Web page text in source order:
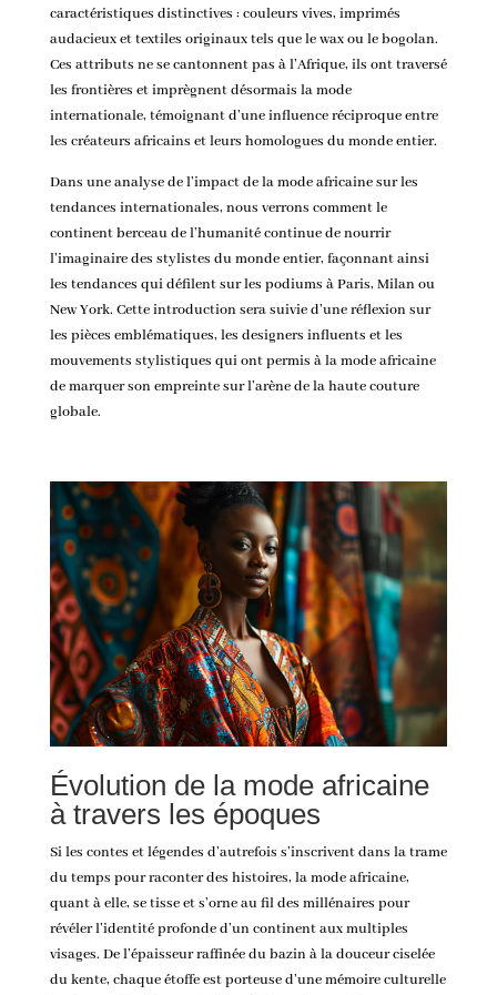
caractéristiques distinctives : couleurs vives, imprimés
audacieux et textiles originaux tels que le wax ou le bogolan.
Ces attributs ne se cantonnent pas à l’Afrique, ils ont traversé
les frontières et imprègnent désormais la mode
internationale, témoignant d’une influence réciproque entre
les créateurs africains et leurs homologues du monde entier.
Dans une analyse del’impact de la mode africainesur les
tendances internationales, nous verrons comment le
continent berceau de l’humanité continue de nourrir
l’imaginaire des stylistes du monde entier, façonnant ainsi
les tendances qui défilent sur les podiums à Paris, Milan ou
New York. Cette introduction sera suivie d’une réflexion sur
les pièces emblématiques, les designers influents et les
mouvements stylistiques qui ont permis à la mode africaine
de marquer son empreinte sur l’arène de la haute couture
globale.
Évolution de la mode africaine
à travers les époques
Si les contes et légendes d’autrefois s’inscrivent dans la trame
du temps pour raconter des histoires, la mode africaine,
quant à elle, se tisse et s’orne au fil des millénaires pour
révéler l’identité profonde d’un continent aux multiples
visages. De l’épaisseur raffinée du bazin à la douceur ciselée
du kente, chaque étoffe est porteuse d’une mémoire culturelle